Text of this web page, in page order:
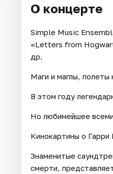
О концерте
Simple Music
«Letters from
др.
Маги и маглы, полеты
В этом году
Но любимейшее всеми
Кинокартины о
Знаменитые
смерти,